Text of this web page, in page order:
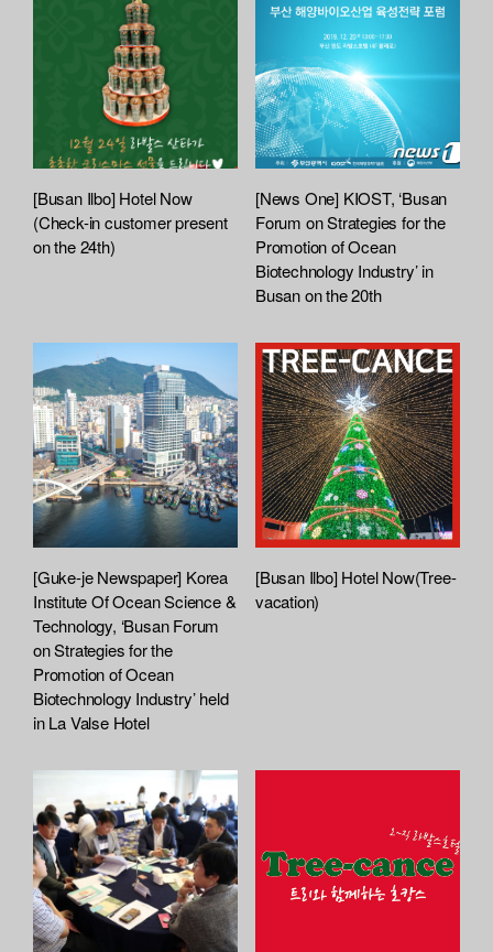
[Busan Ilbo] Hotel Now
(Check-in customer present
on the 24th)
[News One] KIOST, ‘Busan
Forum on Strategies for the
Promotion of Ocean
Biotechnology Industry’ in
Busan on the 20th
[Guke-je Newspaper] Korea
Institute Of Ocean Science &
Technology, ‘Busan Forum
on Strategies for the
Promotion of Ocean
Biotechnology Industry’ held
in La Valse Hotel
[Busan Ilbo] Hotel Now(Tree-
vacation)